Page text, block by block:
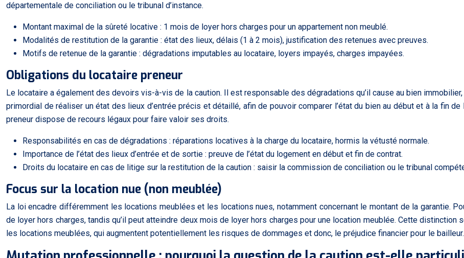
départementale de conciliation ou le tribunal d’instance.
Montant maximal de la sûreté locative : 1 mois de loyer hors charges pour un appartement non meublé.
Modalités de restitution de la garantie : état des lieux, délais (1 à 2 mois), justification des retenues avec preuves.
Motifs de retenue de la garantie : dégradations imputables au locataire, loyers impayés, charges impayées.
Obligations du locataire preneur
Le locataire a également des devoirs vis-à-vis de la caution. Il est responsable des dégradations qu’il cause au bien
primordial de réaliser un état des lieux d’entrée précis et détaillé, afin de pouvoir comparer l’état du bien au début et à la fin
preneur dispose de recours légaux pour faire valoir ses droits.
Responsabilités en cas de dégradations : réparations locatives à la charge du locataire, hormis la vétusté normale.
Importance de l’état des lieux d’entrée et de sortie : preuve de l’état du logement en début et fin de contrat.
Droits du locataire en cas de litige sur la restitution de la caution : saisir la commission de conciliation ou le tribunal
Focus sur la location nue (non meublée)
La loi encadre différemment les locations meublées et les locations nues, notamment concernant le montant de la garantie.
de loyer hors charges, tandis qu’il peut atteindre deux mois de loyer hors charges pour une location meublée. Cette
les locations meublées, qui augmentent potentiellement les risques de dommages et donc, le préjudice financier pour le bailleur.